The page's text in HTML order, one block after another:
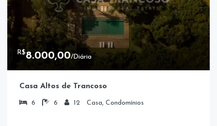
R$8.000,00/Diária
Casa Altos de Trancoso
6 6 12 Casa, Condomínios